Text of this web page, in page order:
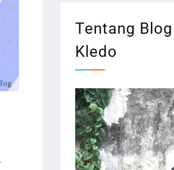
Tentang
Kledo